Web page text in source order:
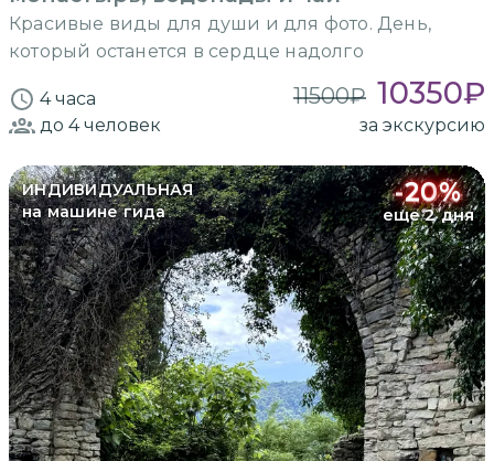
Красивые виды для души и для фото. День,
который останется в сердце надолго
4 часа 11500₽ 10350₽
до 4человек за экскурсию
ИНДИВИДУАЛЬНАЯ
на машине гида
-20%
еще 2 дня